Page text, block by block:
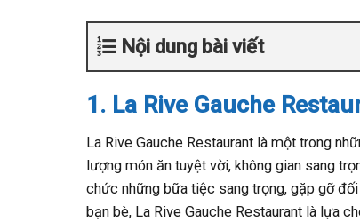
Nội dung bài viết
1. La Rive Gauche
La Rive Gauche Restaurant là một trong
lượng món ăn tuyệt vời, không gian sang
chức những bữa tiệc sang trọng, gặp gỡ
bạn bè, La Rive Gauche Restaurant là lựa